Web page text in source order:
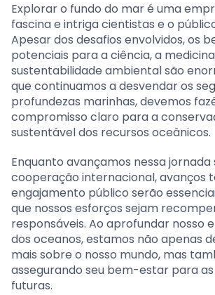
Explorar o fundo do mar é uma
fascina e intriga cientistas e o
Apesar dos desafios envolvidos, os
potenciais para a ciência, a
sustentabilidade ambiental são
que continuamos a desvendar os
profundezas marinhas, devemos
compromisso claro para a
sustentável dos recursos oceânicos.
Enquanto avançamos nessa
cooperação internacional, avanços
engajamento público serão
que nossos esforços sejam
responsáveis. Ao aprofundar nosso
dos oceanos, estamos não apenas
mais sobre o nosso mundo, mas
assegurando seu bem-estar para
futuras.